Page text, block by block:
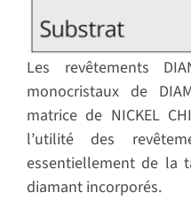
Les revêtements
monocristaux de
matrice de NICKEL
l’utilité des
essentiellement de la
diamant incorporés.